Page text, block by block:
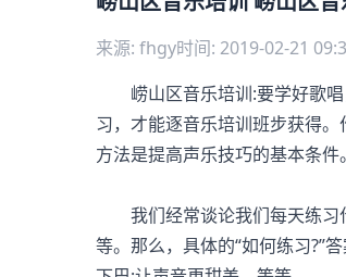
来源: fhgy时间: 2019-02-21
崂山区音乐培训:要学好歌唱
习，才能逐音乐培训班步获得。
方法是提高声乐技巧的基本条件
我们经常谈论我们每天练习什
等。那么，具体的“如何练习?”